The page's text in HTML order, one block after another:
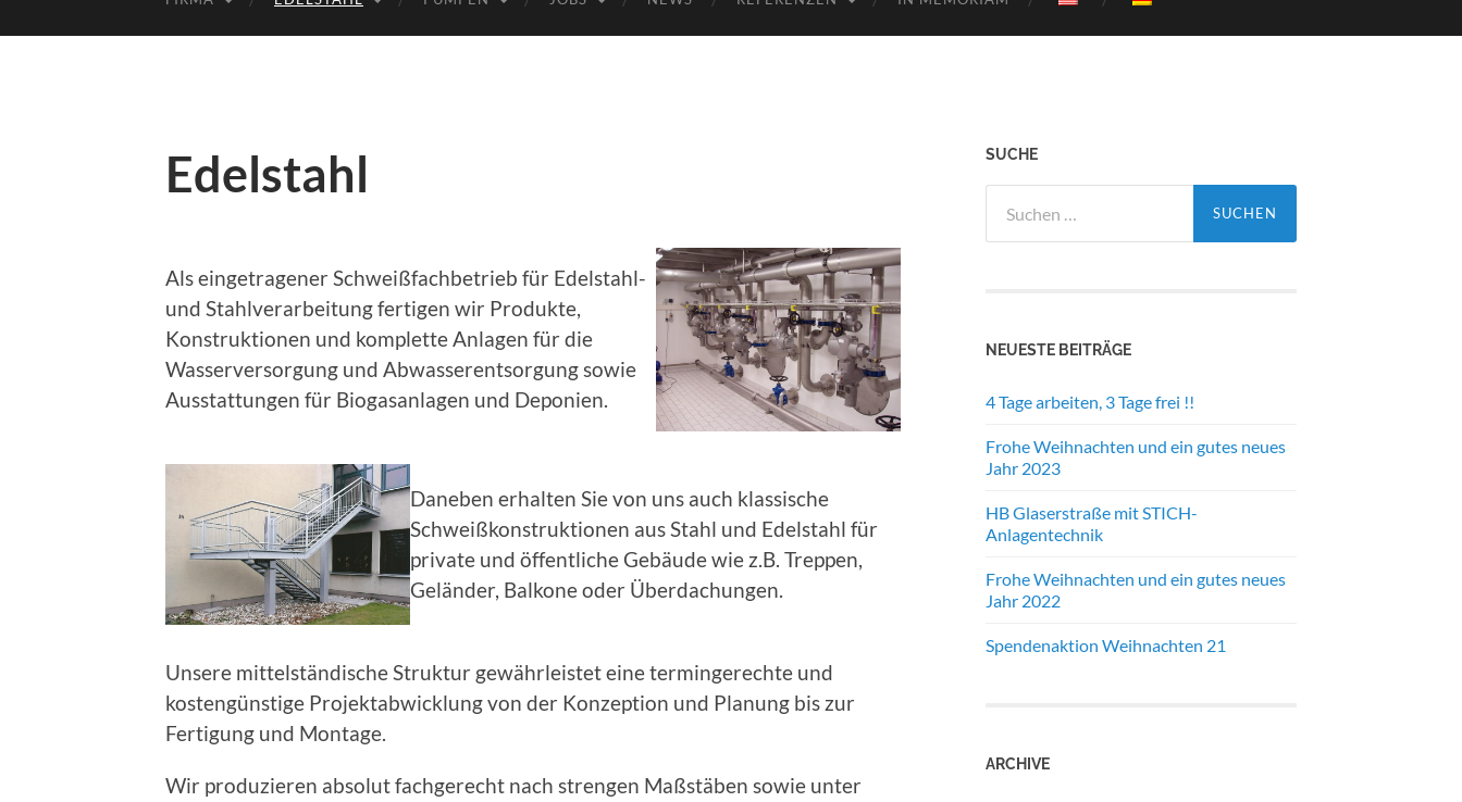
Edelstahl
Als eingetragener Schweißfachbetrieb für Edelstahl-
und Stahlverarbeitung fertigen wir Produkte,
Konstruktionen und komplette Anlagen für die
Wasserversorgung und Abwasserentsorgung sowie
Ausstattungen für Biogasanlagen und Deponien.
Daneben erhalten Sie von uns auch klassische
Schweißkonstruktionen aus Stahl und Edelstahl für
private und öffentliche Gebäude wie z.B. Treppen,
Geländer, Balkone oder Überdachungen.
Unsere mittelständische Struktur gewährleistet eine termingerechte und
kostengünstige Projektabwicklung von der Konzeption und Planung bis zur
Fertigung und Montage.
Wir produzieren absolut fachgerecht nach strengen Maßstäben sowie unter
SUCHE
nach:
NEUESTE BEITRÄGE
4 Tage arbeiten, 3 Tage frei !!
Frohe Weihnachten und ein gutes neues
Jahr 2023
HB Glaserstraße mit STICH-
Anlagentechnik
Frohe Weihnachten und ein gutes neues
Jahr 2022
Spendenaktion Weihnachten 21
ARCHIVE